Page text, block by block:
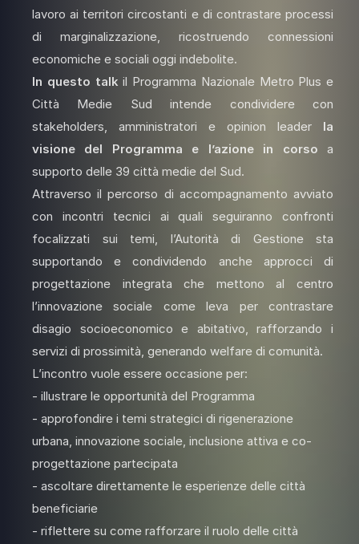
lavoro ai territori circostanti e di contrastare processi
di marginalizzazione, ricostruendo connessioni
economiche e sociali oggi indebolite.
In questo talk il Programma Nazionale Metro Plus e
Città Medie Sud intende condividere con
stakeholders, amministratori e opinion leader la
visione del Programma e l’azione in corso a
supporto delle 39 città medie del Sud.
Attraverso il percorso di accompagnamento avviato
con incontri tecnici ai quali seguiranno confronti
focalizzati sui temi, l’Autorità di Gestione sta
supportando e condividendo anche approcci di
progettazione integrata che mettono al centro
l’innovazione sociale come leva per contrastare
disagio socioeconomico e abitativo, rafforzando i
servizi di prossimità, generando welfare di comunità.
L’incontro vuole essere occasione per:
- illustrare le opportunità del Programma
- approfondire i temi strategici di rigenerazione
urbana, innovazione sociale, inclusione attiva e co-
progettazione partecipata
- ascoltare direttamente le esperienze delle città
beneficiarie
- riflettere su come rafforzare il ruolo delle città